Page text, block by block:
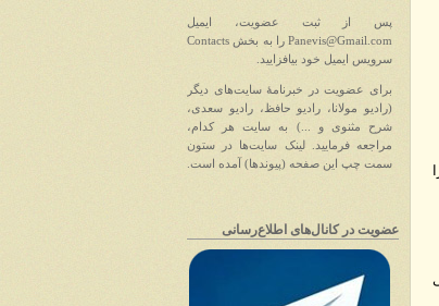
پس از ثبت عضویت، ایمیل
Panevis@Gmail.com را به بخش Contacts
سرویس ایمیل خود بیافزایید.
برای عضویت در خبرنامهٔ سایت‌های دیگر
(رادیو مولانا، رادیو حافظ، رادیو سعدی،
شرح مثنوی و ...) به سایت هر کدام،
مراجعه فرمایید. لینک سایت‌ها در ستون
سمت چپ این صفحه (پیوندها) آمده است.
عضویت در کانا‌ل‌های اطلاع‌رسانی